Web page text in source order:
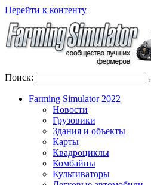
Перейти к контенту
Поиск:
Farming Simulator 2022
Новости
Грузовики
Здания и объекты
Карты
Квадроциклы
Комбайны
Культиваторы